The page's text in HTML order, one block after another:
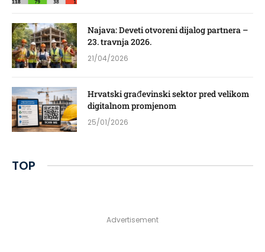
Najava: Deveti otvoreni dijalog partnera –
23. travnja 2026.
21/04/2026
Hrvatski građevinski sektor pred velikom
digitalnom promjenom
25/01/2026
TOP
Advertisement